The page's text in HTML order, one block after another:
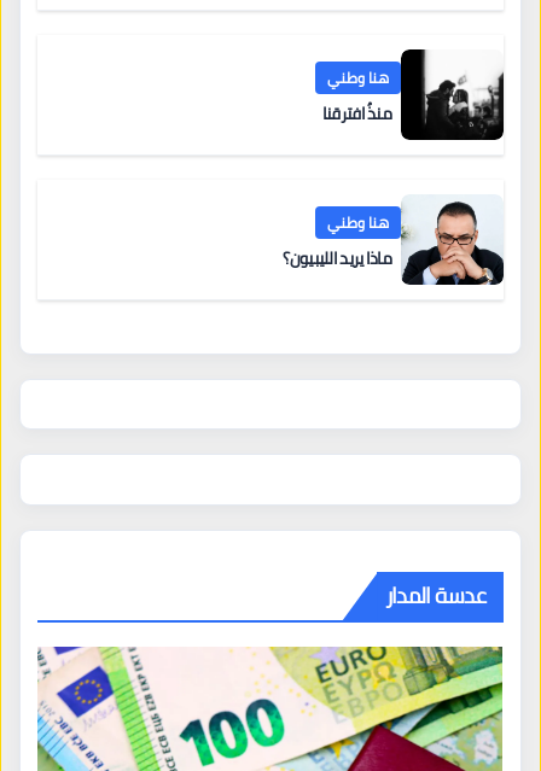
هنا وطني
منذُ افترقنا
هنا وطني
ماذا يريد الليبيون؟
عدسة المدار